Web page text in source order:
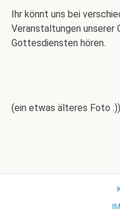
Ihr könnt uns bei
Veranstaltungen unserer
Gottesdiensten hören.
(ein etwas älteres Foto :))